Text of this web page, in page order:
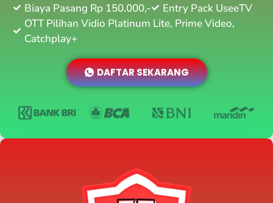
Biaya Pasang Rp 150.000,-
Entry Pack UseeTV
OTT Pilihan Vidio Platinum Lite, Prime Video,
Catchplay+
DAFTAR SEKARANG